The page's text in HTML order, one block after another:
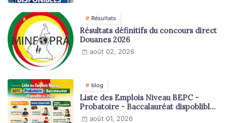
Résultats
Résultats définitifs du concours direct
Douanes 2026
août 02, 2026
blog
Liste des Emplois Niveau BEPC -
Probatoire - Baccalauréat dispoblible
en 2026
août 01, 2026